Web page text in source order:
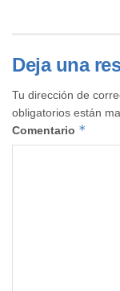
Deja una
Tu dirección de
obligatorios están
Comentario *